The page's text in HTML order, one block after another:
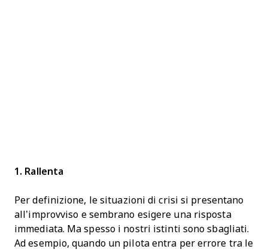
1. Rallenta
Per definizione, le situazioni di crisi si presentano
all’improvviso e sembrano esigere una risposta
immediata. Ma spesso i nostri istinti sono sbagliati.
Ad esempio, quando un pilota entra per errore tra le